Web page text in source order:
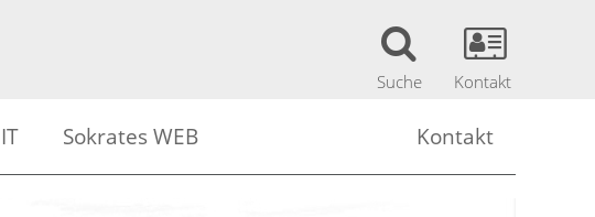
Suche Kontakt
IT Sokrates WEB Kontakt